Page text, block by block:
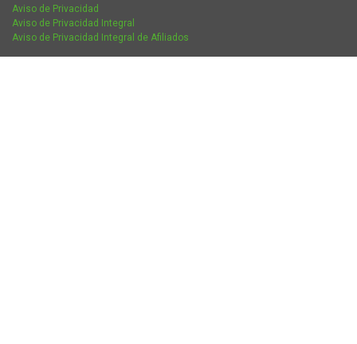
Aviso de Privacidad
Aviso de Privacidad Integral
Aviso de Privacidad Integral de Afiliados